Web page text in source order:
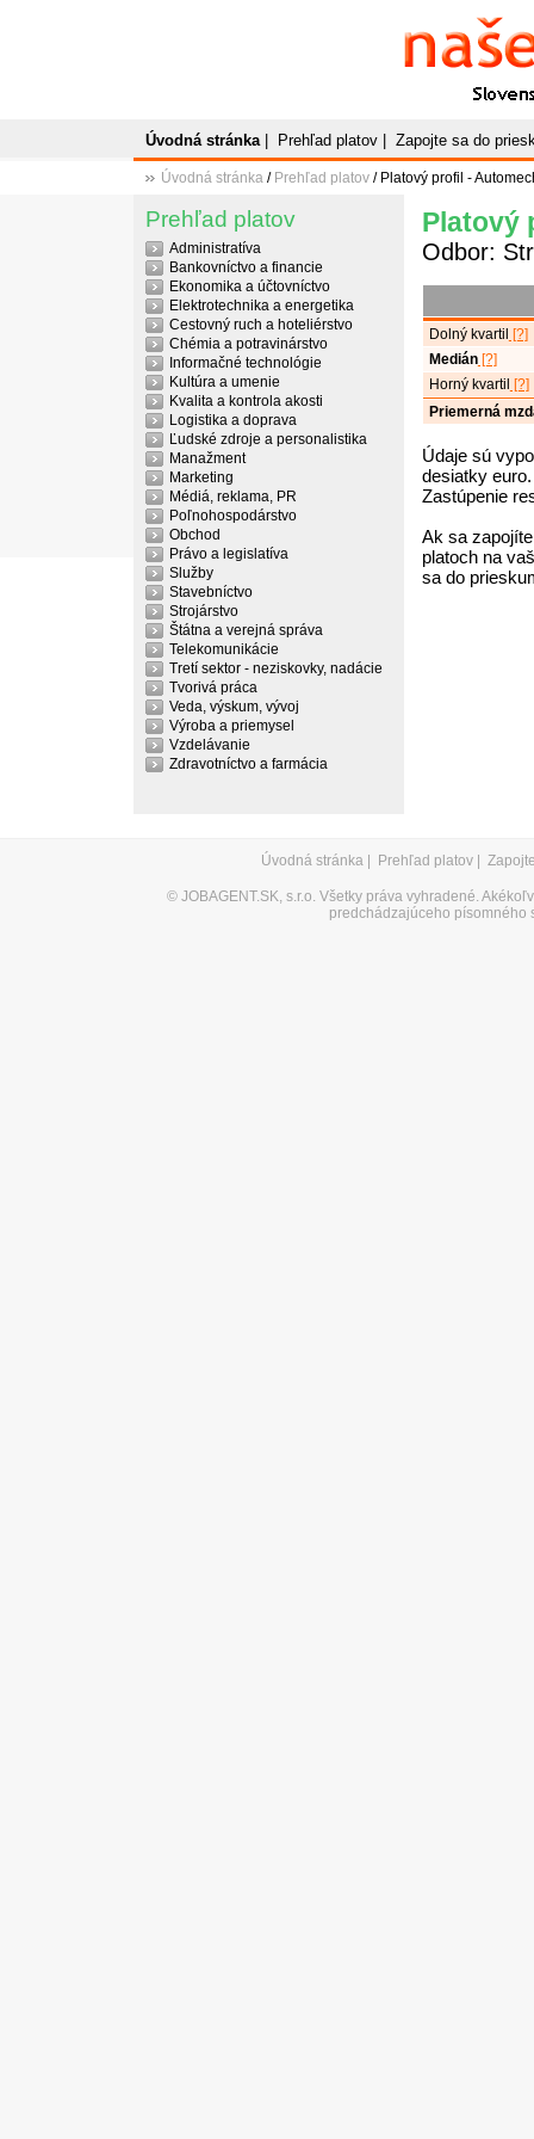
Naše
Slovenský
Úvodná stránka| Prehľad platov Zapojte sa do
Úvodná stránka / Prehľad platov / Platový profil -
Prehľad platov
Administratíva
Bankovníctvo a financie
Ekonomika a účtovníctvo
Elektrotechnika a energetika
Cestovný ruch a hoteliérstvo
Chémia a potravinárstvo
Informačné technológie
Kultúra a umenie
Kvalita a kontrola akosti
Logistika a doprava
Ľudské zdroje a personalistika
Manažment
Marketing
Médiá, reklama, PR
Poľnohospodárstvo
Obchod
Právo a legislatíva
Služby
Stavebníctvo
Strojárstvo
Štátna a verejná správa
Telekomunikácie
Tretí sektor - neziskovky, nadácie
Tvorivá práca
Veda, výskum, vývoj
Výroba a priemysel
Vzdelávanie
Zdravotníctvo a farmácia
Platový
Odbor:
Dolný kvartil
[?]
Medián[?]
Horný kvartil
[?]
Priemerná
Údaje sú
desiatky euro.
Zastúpenie
Ak sa
platoch na
sa do
Úvodná stránka Prehľad platov
© JOBAGENT.SK, s.r.o. Všetky práva vyhradené.
predchádzajúceho písomného